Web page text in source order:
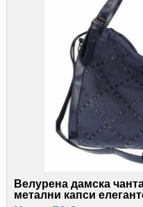
Велурена дамска
метални капси